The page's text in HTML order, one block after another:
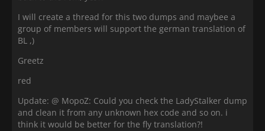
I will create a thread for this two dumps and maybee a
group of members will support the german translation of
BL ,)
Greetz
red
Update: @ MopoZ: Could you check the LadyStalker dump
and clean it from any unknown hex code and so on. i
think it would be better for the fly translation?!